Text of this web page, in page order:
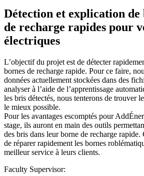
Détection et explication de
de recharge rapides pour
électriques
L’objectif du projet est de détecter
bornes de recharge rapide. Pour ce faire,
données actuellement stockées dans des
analyser à l’aide de l’apprentissage
les bris détectés, nous tenterons de trouver
le mieux possible.
Pour les avantages escomptés pour
stage, ils auront en main des outils
des bris dans leur borne de recharge
de réparer rapidement les bornes
meilleur service à leurs clients.
Faculty Supervisor: